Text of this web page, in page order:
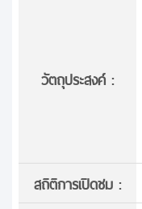
วัตถุประสงค์ :
สถิติการเปิดชม :